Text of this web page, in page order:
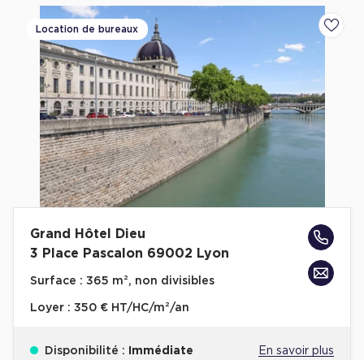
Location de bureaux
Grand Hôtel Dieu
3 Place Pascalon 69002 Lyon
Surface : 365 m², non divisibles
Loyer : 350 € HT/HC/m²/an
Disponibilité : Immédiate En savoir plus